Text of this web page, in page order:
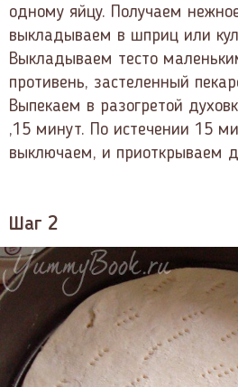
одному яйцу. Получаем
выкладываем в шприц или
Выкладываем тесто
противень, застеленный
Выпекаем в разогретой
,15 минут. По истечении 15
выключаем, и приоткрываем
Шаг 2